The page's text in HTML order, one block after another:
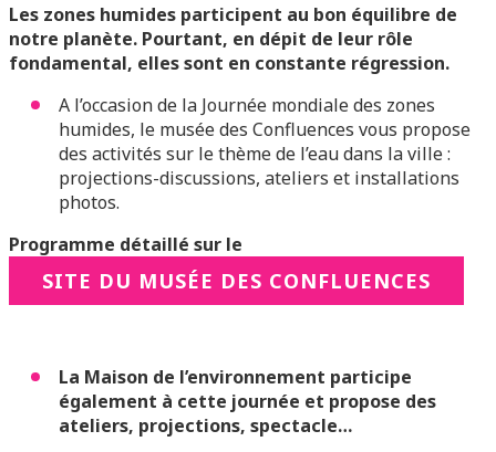
Les zones humides participent au bon équilibre de
notre planète. Pourtant, en dépit de leur rôle
fondamental, elles sont en constante régression.
A l’occasion de la Journée mondiale des zones
humides, le musée des Confluences vous propose
des activités sur le thème de l’eau dans la ville :
projections-discussions, ateliers et installations
photos.
Programme détaillé sur le
SITE DU MUSÉE DES CONFLUENCES
La Maison de l’environnement participe
également à cette journée et propose des
ateliers, projections, spectacle…